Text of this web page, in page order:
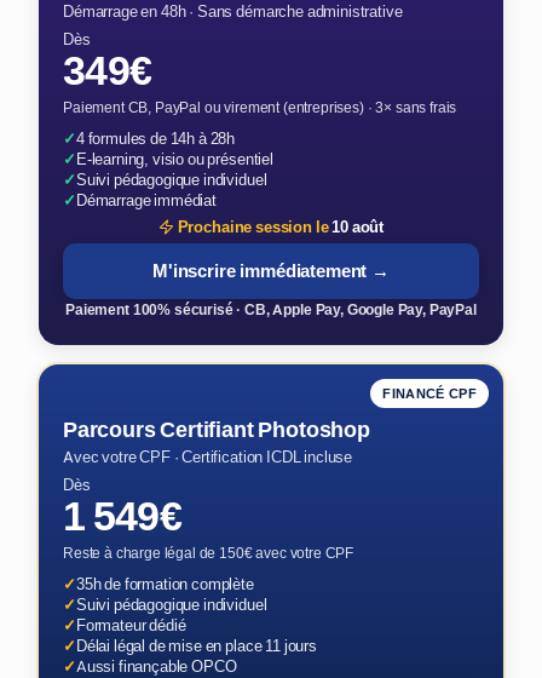
Démarrage en 48h · Sans démarche administrative
Dès
349€
Paiement CB, PayPal ou virement (entreprises) · 3× sans frais
✓4 formules de 14h à 28h
✓E-learning, visio ou présentiel
✓Suivi pédagogique individuel
✓Démarrage immédiat
Prochaine session le10 août
M'inscrire immédiatement →
Paiement 100% sécurisé · CB, Apple Pay, Google Pay, PayPal
FINANCÉ CPF
Parcours Certifiant Photoshop
Avec votre CPF · Certification ICDL incluse
Dès
1 549€
Reste à charge légal de 150€ avec votre CPF
✓35h de formation complète
✓Suivi pédagogique individuel
✓Formateur dédié
✓Délai légal de mise en place 11 jours
✓Aussi finançable OPCO